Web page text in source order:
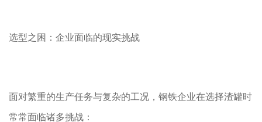
选型之困：企业面临的现实挑战
面对繁重的生产任务与复杂的工况，钢铁企业在选择渣罐时
常常面临诸多挑战：